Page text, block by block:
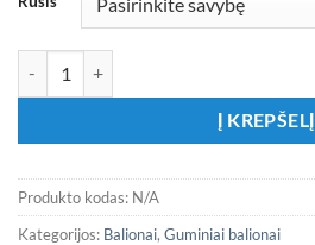
Į KREPŠELĮ
Produkto kodas: N/A
Kategorijos: Balionai, Guminiai balionai